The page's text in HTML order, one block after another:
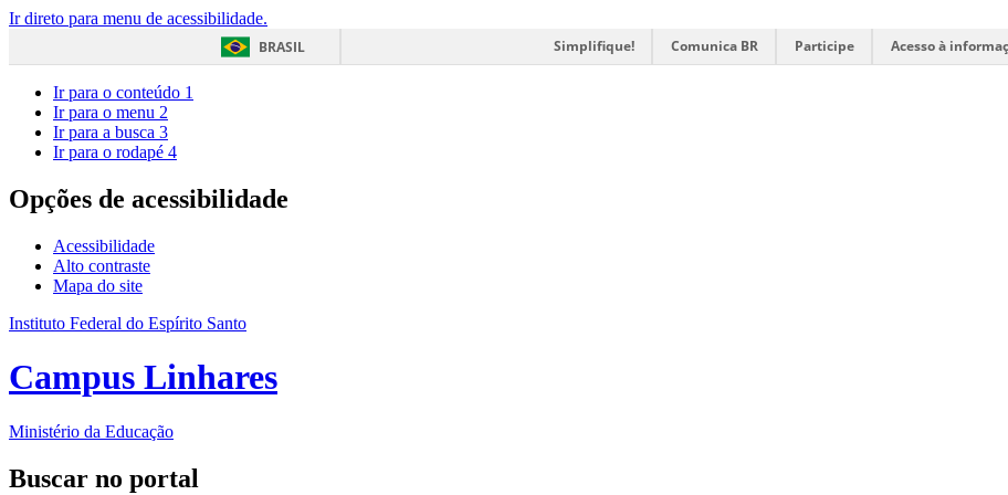
Ir direto para menu de acessibilidade.
BRASIL
Simplifique! Comunica BR Participe Acesso à
Ir para o conteúdo 1
Ir para o menu 2
Ir para a busca 3
Ir para o rodapé 4
Opções de acessibilidade
Acessibilidade
Alto contraste
Mapa do site
Instituto Federal do Espírito Santo
Campus Linhares
Ministério da Educação
Buscar no portal